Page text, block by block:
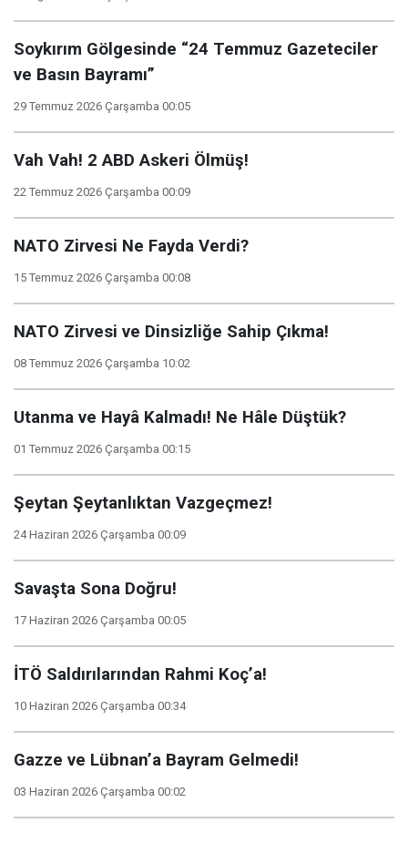
Soykırım Gölgesinde “24 Temmuz Gazeteciler
ve Basın Bayramı”
29 Temmuz 2026 Çarşamba 00:05
Vah Vah! 2 ABD Askeri Ölmüş!
22 Temmuz 2026 Çarşamba 00:09
NATO Zirvesi Ne Fayda Verdi?
15 Temmuz 2026 Çarşamba 00:08
NATO Zirvesi ve Dinsizliğe Sahip Çıkma!
08 Temmuz 2026 Çarşamba 10:02
Utanma ve Hayâ Kalmadı! Ne Hâle Düştük?
01 Temmuz 2026 Çarşamba 00:15
Şeytan Şeytanlıktan Vazgeçmez!
24 Haziran 2026 Çarşamba 00:09
Savaşta Sona Doğru!
17 Haziran 2026 Çarşamba 00:05
İTÖ Saldırılarından Rahmi Koç’a!
10 Haziran 2026 Çarşamba 00:34
Gazze ve Lübnan’a Bayram Gelmedi!
03 Haziran 2026 Çarşamba 00:02